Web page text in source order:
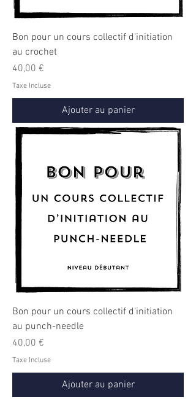
Bon pour un cours collectif d'initiation
au crochet
Prix
40,00 €
Taxe Incluse
Ajouter au panier
Bon pour un cours collectif d'initiation
au punch-needle
Prix
40,00 €
Taxe Incluse
Ajouter au panier